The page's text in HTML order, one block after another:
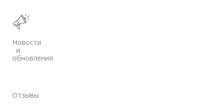
Новости
и
обновления
Отзывы